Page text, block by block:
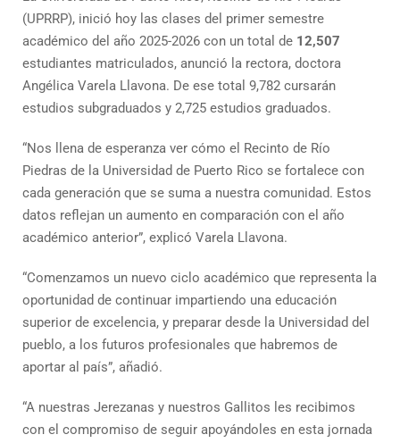
(UPRRP), inició hoy las clases del primer semestre
académico del año 2025-2026 con un total de 12,507
estudiantes matriculados, anunció la rectora, doctora
Angélica Varela Llavona. De ese total 9,782 cursarán
estudios subgraduados y 2,725 estudios graduados.
“Nos llena de esperanza ver cómo el Recinto de Río
Piedras de la Universidad de Puerto Rico se fortalece con
cada generación que se suma a nuestra comunidad. Estos
datos reflejan un aumento en comparación con el año
académico anterior”, explicó Varela Llavona.
“Comenzamos un nuevo ciclo académico que representa la
oportunidad de continuar impartiendo una educación
superior de excelencia, y preparar desde la Universidad del
pueblo, a los futuros profesionales que habremos de
aportar al país”, añadió.
“A nuestras Jerezanas y nuestros Gallitos les recibimos
con el compromiso de seguir apoyándoles en esta jornada